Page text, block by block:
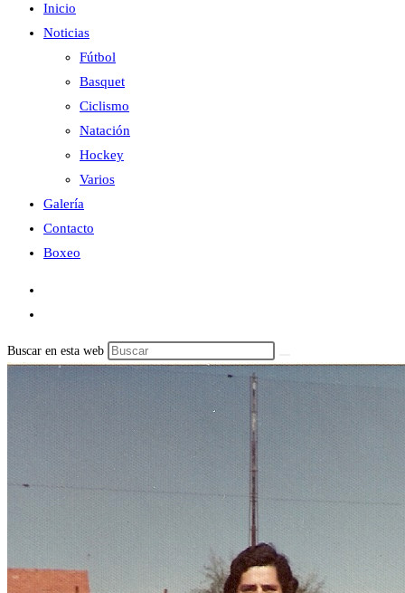
Inicio
Noticias
Fútbol
Basquet
Ciclismo
Natación
Hockey
Varios
Galería
Contacto
Boxeo
Buscar en esta web